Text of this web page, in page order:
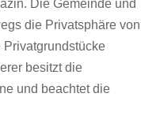
Die Gemeinde und
die Privatsphäre von
Privatgrundstücke
besitzt die
und beachtet die